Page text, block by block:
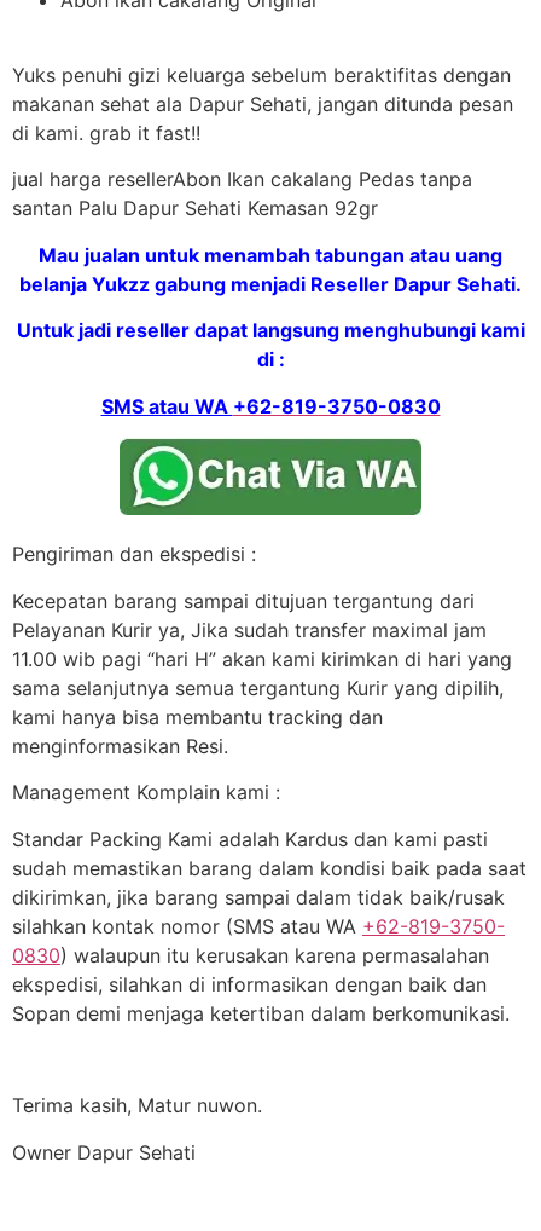
Yuks penuhi gizi keluarga sebelum beraktifitas dengan
makanan sehat ala Dapur Sehati, jangan ditunda pesan
di kami. grab it fast!!
jual harga resellerAbon Ikan cakalang Pedas tanpa
santan Palu Dapur Sehati Kemasan 92gr
Mau jualan untuk menambah tabungan atau uang
belanja Yukzz gabung menjadi Reseller Dapur Sehati.
Untuk jadi reseller dapat langsung menghubungi kami
di :
SMS atau WA +62-819-3750-0830
Pengiriman dan ekspedisi :
Kecepatan barang sampai ditujuan tergantung dari
Pelayanan Kurir ya, Jika sudah transfer maximal jam
11.00 wib pagi “hari H” akan kami kirimkan di hari yang
sama selanjutnya semua tergantung Kurir yang dipilih,
kami hanya bisa membantu tracking dan
menginformasikan Resi.
Management Komplain kami :
Standar Packing Kami adalah Kardus dan kami pasti
sudah memastikan barang dalam kondisi baik pada saat
dikirimkan, jika barang sampai dalam tidak baik/rusak
silahkan kontak nomor (SMS atau WA +62-819-3750-
0830) walaupun itu kerusakan karena permasalahan
ekspedisi, silahkan di informasikan dengan baik dan
Sopan demi menjaga ketertiban dalam berkomunikasi.
Terima kasih, Matur nuwon.
Owner Dapur Sehati